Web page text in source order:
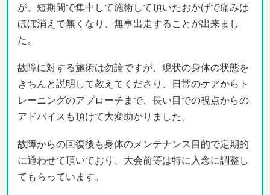
が、短期間で集中して施術して頂いたおかげで痛みは
ほぼ消えて無くなり、無事出走することが出来まし
た。
故障に対する施術は勿論ですが、現状の身体の状態を
きちんと説明して教えてくださり、日常のケアからト
レーニングのアプローチまで、長い目での視点からの
アドバイスも頂けて大変助かりました。
故障からの回復後も身体のメンテナンス目的で定期的
に通わせて頂いており、大会前等は特に入念に調整し
てもらっています。